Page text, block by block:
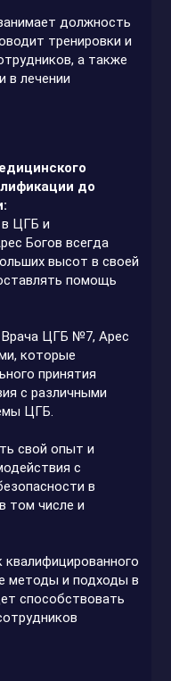
должность
тренировки и
а также
в лечении
до
в ЦГБ и
Богов всегда
высот в своей
помощь
Врача ЦГБ №7, Арес
которые
принятия
с различными
ЦГБ.
свой опыт и
с
в
том числе и
методы и подходы в
способствовать